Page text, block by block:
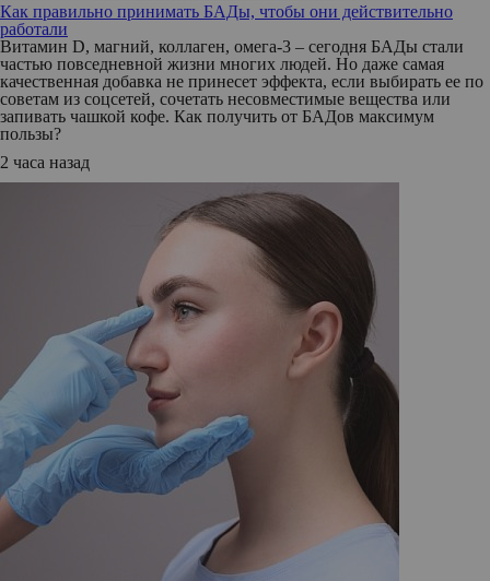
Как правильно принимать БАДы, чтобы они действительно
работали
Витамин D, магний, коллаген, омега-3 – сегодня БАДы стали
частью повседневной жизни многих людей. Но даже самая
качественная добавка не принесет эффекта, если выбирать ее по
советам из соцсетей, сочетать несовместимые вещества или
запивать чашкой кофе. Как получить от БАДов максимум
пользы?
2 часа назад